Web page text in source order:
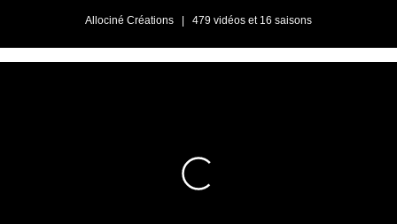
Allociné Créations 479 vidéos et 16 saisons